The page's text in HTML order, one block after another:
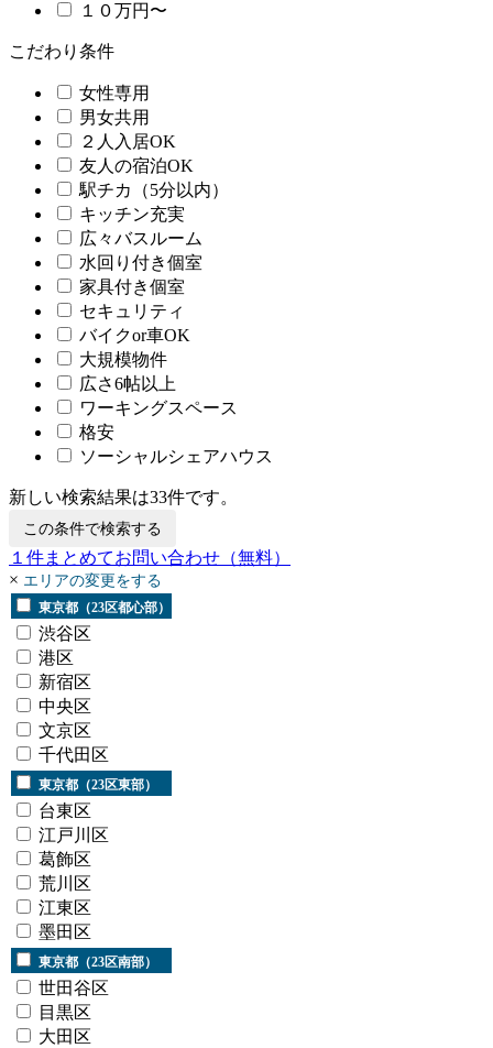
１０万円〜
こだわり条件
女性専用
男女共用
２人入居OK
友人の宿泊OK
駅チカ（5分以内）
キッチン充実
広々バスルーム
水回り付き個室
家具付き個室
セキュリティ
バイクor車OK
大規模物件
広さ6帖以上
ワーキングスペース
格安
ソーシャルシェアハウス
新しい検索結果は33件です。
この条件で検索する
１ 件まとめてお問い合わせ （無料）
× エリアの変更をする
東京都（23区都心部）
渋谷区
港区
新宿区
中央区
文京区
千代田区
東京都（23区東部）
台東区
江戸川区
葛飾区
荒川区
江東区
墨田区
東京都（23区南部）
世田谷区
目黒区
大田区